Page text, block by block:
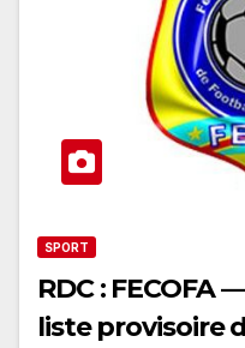
SPORT
RDC :
liste provisoire